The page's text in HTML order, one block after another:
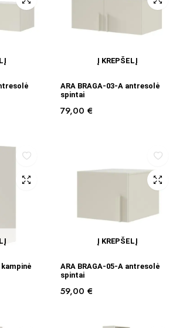
Į KREPŠELĮ
ARA BRAGA-03-A antresolė
spintai
79,00 €
Į KREPŠELĮ
ARA BRAGA-05-A antresolė
spintai
59,00 €